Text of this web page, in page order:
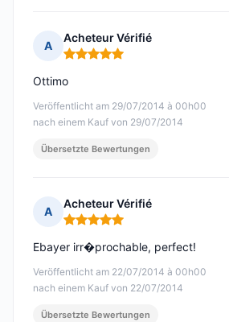
A
Acheteur Vérifié
Hinweis: 5 von 5
Veröffentlicht am 29/07/2014 à 00h00
nach einem Kauf von 29/07/2014
Ottimo
Übersetzte Bewertungen
A
Acheteur Vérifié
Hinweis: 5 von 5
Veröffentlicht am 22/07/2014 à 00h00
nach einem Kauf von 22/07/2014
Ebayer irr�prochable, perfect!
Übersetzte Bewertungen